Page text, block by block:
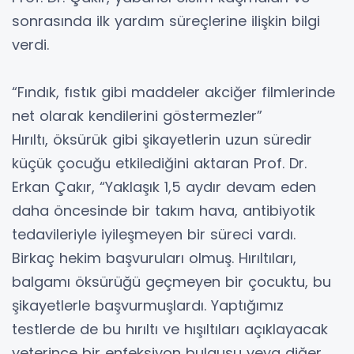
sonrasında ilk yardım süreçlerine ilişkin bilgi
verdi.
“Fındık, fıstık gibi maddeler akciğer filmlerinde
net olarak kendilerini göstermezler”
Hırıltı, öksürük gibi şikayetlerin uzun süredir
küçük çocuğu etkilediğini aktaran Prof. Dr.
Erkan Çakır, “Yaklaşık 1,5 aydır devam eden
daha öncesinde bir takım hava, antibiyotik
tedavileriyle iyileşmeyen bir süreci vardı.
Birkaç hekim başvuruları olmuş. Hırıltıları,
balgamı öksürüğü geçmeyen bir çocuktu, bu
şikayetlerle başvurmuşlardı. Yaptığımız
testlerde de bu hırıltı ve hışıltıları açıklayacak